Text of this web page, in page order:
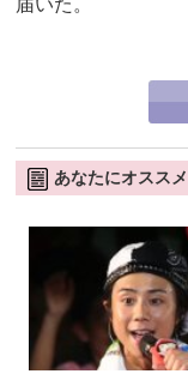
あなたにオススメ